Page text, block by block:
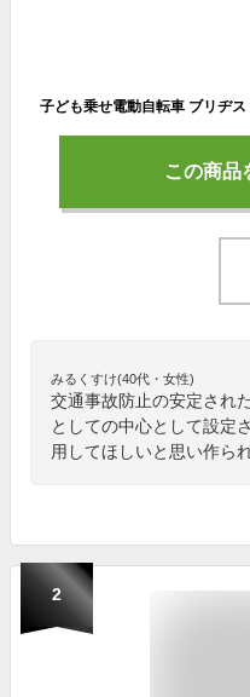
この商品
みるくすけ(40代・女性)
交通事故防止の安定され
としての中心として設定
用してほしいと思い作ら
2